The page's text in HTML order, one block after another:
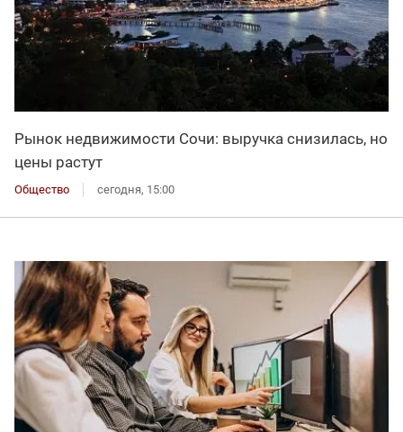
Рынок недвижимости Сочи: выручка снизилась, но
цены растут
Общество сегодня, 15:00